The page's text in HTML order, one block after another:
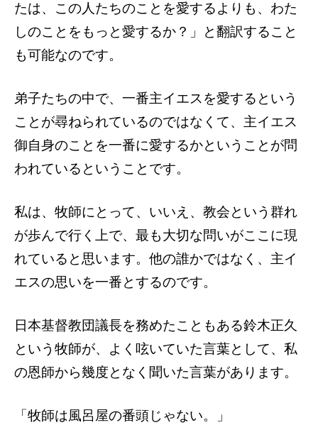
たは、この人たちのことを愛するよりも、わた
しのことをもっと愛するか？」と翻訳すること
も可能なのです。
弟子たちの中で、一番主イエスを愛するという
ことが尋ねられているのではなくて、主イエス
御自身のことを一番に愛するかということが問
われているということです。
私は、牧師にとって、いいえ、教会という群れ
が歩んで行く上で、最も大切な問いがここに現
れていると思います。他の誰かではなく、主イ
エスの思いを一番とするのです。
日本基督教団議長を務めたこともある鈴木正久
という牧師が、よく呟いていた言葉として、私
の恩師から幾度となく聞いた言葉があります。
「牧師は風呂屋の番頭じゃない。」